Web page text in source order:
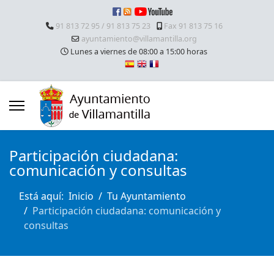
91 813 72 95 / 91 813 75 23
Fax 91 813 75 16
ayuntamiento@villamantilla.org
Lunes a viernes de 08:00 a 15:00 horas
Participación ciudadana:
comunicación y consultas
Está aquí: Inicio
Tu Ayuntamiento
Participación ciudadana: comunicación y
consultas